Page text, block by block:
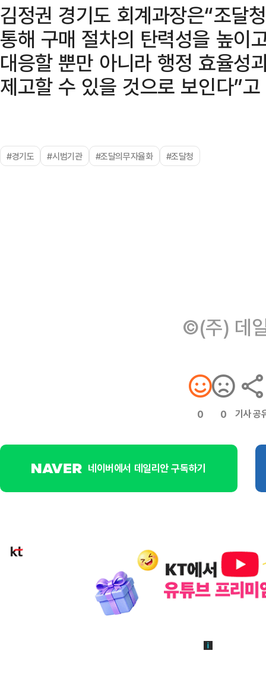
김정권 경기도 회계과장은“조달
통해 구매 절차의 탄력성을 높이
대응할 뿐만 아니라 행정 효율성
제고할 수 있을 것으로 보인다”
#경기도 #시범기관 #조달의무자율화 #조달청
©(주) 데
0 0 기사 공
네이버에서 데일리안 구독하기